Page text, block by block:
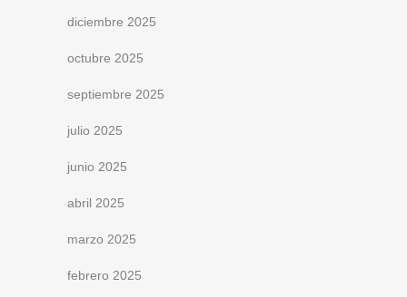
diciembre 2025
octubre 2025
septiembre 2025
julio 2025
junio 2025
abril 2025
marzo 2025
febrero 2025